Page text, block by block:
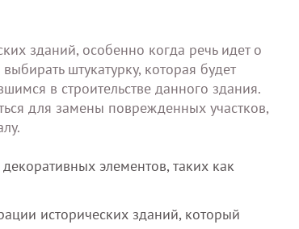
зданий, особенно когда речь идет о
штукатурку, которая будет
в строительстве данного здания.
для замены поврежденных участков,
элементов, таких как
исторических зданий, который